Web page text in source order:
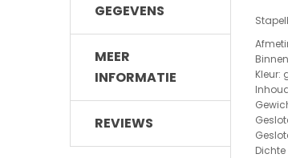
GEGEVENS
MEER
INFORMATIE
REVIEWS
Kleur: